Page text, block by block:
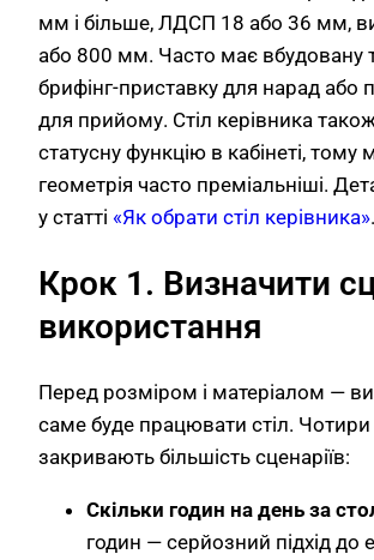
мм і більше, ЛДСП 18 або 36 мм,
або 800 мм. Часто має вбудовану
брифінг-приставку для нарад або
для прийому. Стіл керівника
статусну функцію в кабінеті, тому
геометрія часто преміальніші.
у статті «Як обрати стіл керівника».
Крок 1. Визначити
використання
Перед розміром і матеріалом —
саме буде працювати стіл. Чотири
закривають більшість сценаріїв:
Скільки годин на день за
годин — серйозний підхід до